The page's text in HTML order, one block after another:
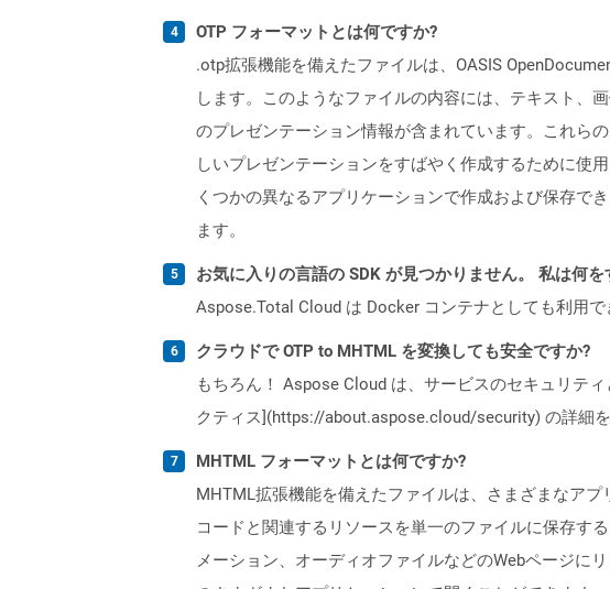
OTP フォーマットとは何ですか?
.otp拡張機能を備えたファイルは、OASIS
します。このようなファイルの内容には、テキスト、
のプレゼンテーション情報が含まれています。これら
しいプレゼンテーションをすばやく作成するために使
くつかの異なるアプリケーションで作成および保存で
ます。
お気に入りの言語の SDK が見つかりません。 私は何を
Aspose.Total Cloud は Docker コンテナとしても利用
クラウドで OTP to MHTML を変換しても安全ですか?
もちろん！ Aspose Cloud は、サービスのセキュリテ
クティス](https://about.aspose.cloud/security) の詳細を
MHTML フォーマットとは何ですか?
MHTML拡張機能を備えたファイルは、さまざまなア
コードと関連するリソースを単一のファイルに保存す
メーション、オーディオファイルなどのWebページに